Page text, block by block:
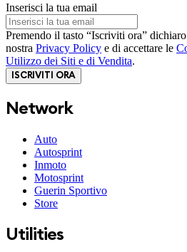
Inserisci la tua email
Premendo il tasto “Iscriviti ora”
nostra Privacy Policy e di accettare le
Utilizzo dei Siti e di Vendita.
ISCRIVITI ORA
Network
Auto
Autosprint
Inmoto
Motosprint
Guerin Sportivo
Store
Utilities